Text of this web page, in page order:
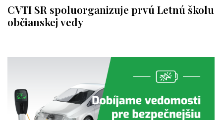
CVTI SR spoluorganizuje prvú Letnú školu
občianskej vedy